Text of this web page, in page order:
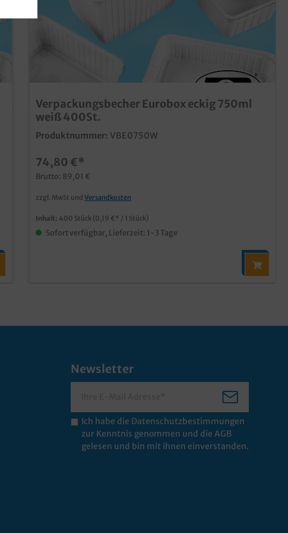
Verpackungsbecher Eurobox eckig 750ml
weiß 400St.
Produktnummer: VBE0750W
74,80 €*
Brutto: 89,01 €
zzgl. MwSt und Versandkosten
Inhalt: 400 Stück (0,19 €* / 1 Stück)
Sofort verfügbar, Lieferzeit: 1-3 Tage
Newsletter
Ich habe die Datenschutzbestimmungen
zur Kenntnis genommen und die AGB
gelesen und bin mit ihnen einverstanden.